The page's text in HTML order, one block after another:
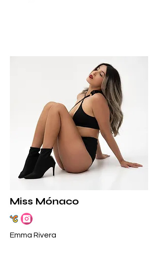
Miss Mónaco
Emma Rivera